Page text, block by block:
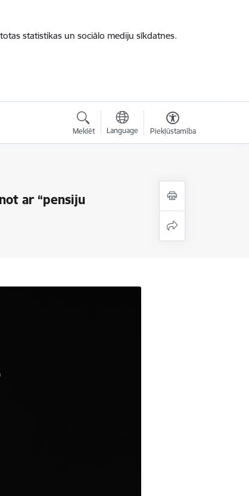
statistikas un sociālo mediju sīkdatnes.
Meklēt Language Piekļūstamība
ar “pensiju